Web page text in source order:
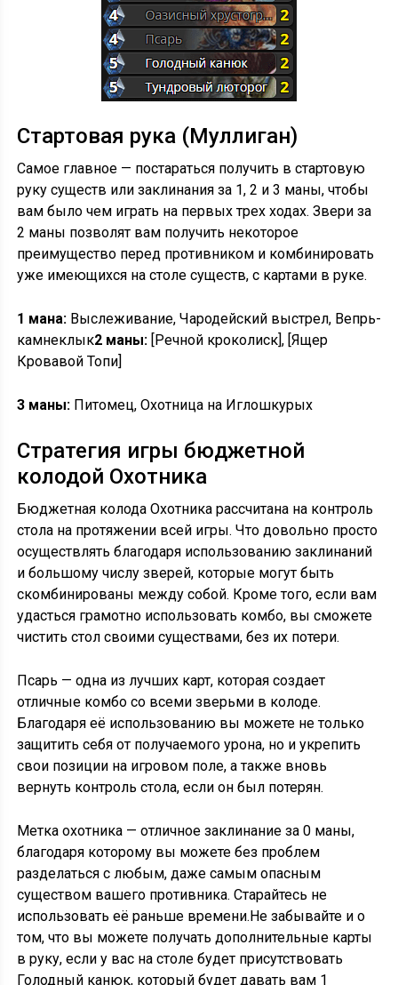
Стартовая рука (Муллиган)
Самое главное — постараться получить в стартовую
руку существ или заклинания за 1, 2 и 3 маны, чтобы
вам было чем играть на первых трех ходах. Звери за
2 маны позволят вам получить некоторое
преимущество перед противником и комбинировать
уже имеющихся на столе существ, с картами в руке.
1 мана:Выслеживание, Чародейский выстрел, Вепрь-
камнеклык2 маны:[Речной кроколиск], [Ящер
Кровавой Топи]
3 маны:Питомец, Охотница на Иглошкурых
Стратегия игры бюджетной
колодой Охотника
Бюджетная колода Охотника рассчитана на контроль
стола на протяжении всей игры. Что довольно просто
осуществлять благодаря использованию заклинаний
и большому числу зверей, которые могут быть
скомбинированы между собой. Кроме того, если вам
удасться грамотно использовать комбо, вы сможете
чистить стол своими существами, без их потери.
Псарь — одна из лучших карт, которая создает
отличные комбо со всеми зверьми в колоде.
Благодаря её использованию вы можете не только
защитить себя от получаемого урона, но и укрепить
свои позиции на игровом поле, а также вновь
вернуть контроль стола, если он был потерян.
Метка охотника — отличное заклинание за 0 маны,
благодаря которому вы можете без проблем
разделаться с любым, даже самым опасным
существом вашего противника. Старайтесь не
использовать её раньше времени.Не забывайте и о
том, что вы можете получать дополнительные карты
в руку, если у вас на столе будет присутствовать
Голодный канюк, который будет давать вам 1